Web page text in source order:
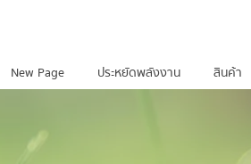
New Page ประหยัดพลังงาน สินค้า